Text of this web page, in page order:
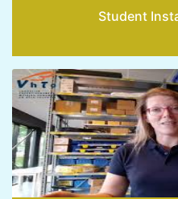
Student